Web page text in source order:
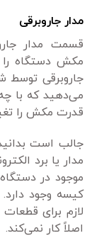
مدار جاروبرقی
قسمت مدار
مکش دستگاه را
جاروبرقی توسط
می‌دهید که با
قدرت مکش را
جالب است
مدار یا برد
موجود در
کیسه وجود
لازم برای
اصلاً کار نمی‌کند.